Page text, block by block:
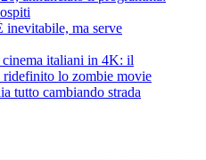
ma serve
italiani in 4K: il
ridefinito lo zombie movie
tutto cambiando strada